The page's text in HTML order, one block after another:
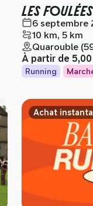
LES
6 septembre
10 km, 5 km
Quarouble
À partir de
Running
Achat